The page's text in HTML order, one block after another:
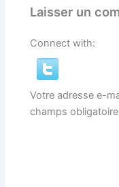
Laisser un
Connect with:
Votre adresse e-
champs